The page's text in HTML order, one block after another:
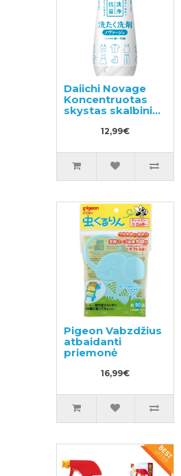
Daiichi Novage
Koncentruotas
skystas skalbinių
ploviklis 300ml
12,99€
Pigeon Vabzdžius
atbaidanti
priemonė
16,99€